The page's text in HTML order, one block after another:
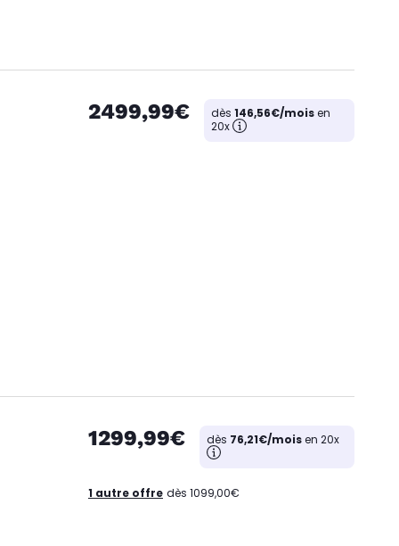
2499,99€ dès 146,56€/moisen
20x
1299,99€ dès 76,21€/moisen 20x
1 autre offre dès 1099,00€